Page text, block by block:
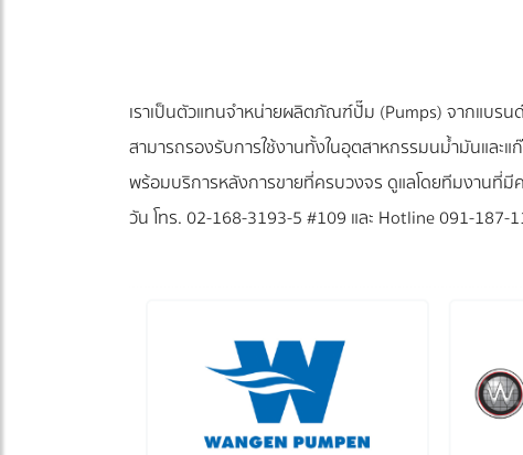
เราเป็นตัวแทนจำหน่ายผลิตภัณฑ์ปั๊ม (Pumps) จากแบรน
สามารถรองรับการใช้งานทั้งในอุตสาหกรรมนม้ำมันและ
พร้อมบริการหลังการขายที่ครบวงจร ดูแลโดยทีมงานที่มี
วัน โทร. 02-168-3193-5 #109 และ Hotline 091-187-